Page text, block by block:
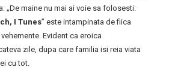
„De maine nu mai ai voie sa folosesti:
I Tunes” este intampinata de fiica
Evident ca eroica
zile, dupa care familia isi reia viata
cu tot.